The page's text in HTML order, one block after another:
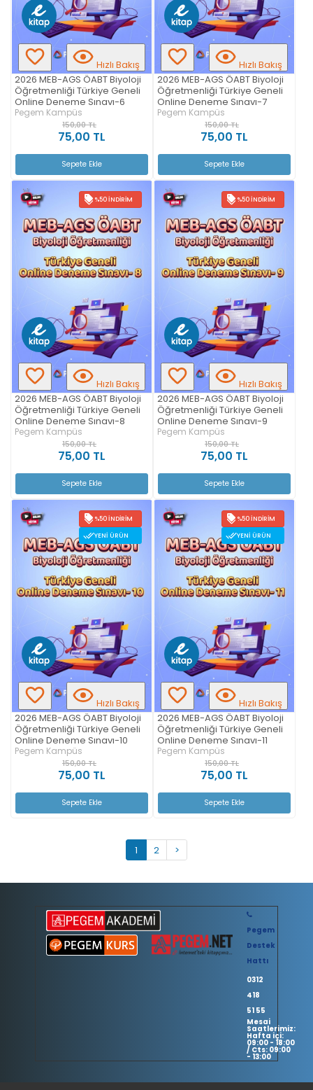
Hızlı Bakış
2026 MEB-AGS ÖABT Biyoloji
Öğretmenliği Türkiye Geneli
Online Deneme Sınavı-6
Pegem Kampüs
150,00 TL
75,00 TL
Sepete Ekle
Hızlı Bakış
2026 MEB-AGS ÖABT Biyoloji
Öğretmenliği Türkiye Geneli
Online Deneme Sınavı-7
Pegem Kampüs
150,00 TL
75,00 TL
Sepete Ekle
%50 İNDIRIM
Hızlı Bakış
2026 MEB-AGS ÖABT Biyoloji
Öğretmenliği Türkiye Geneli
Online Deneme Sınavı-8
Pegem Kampüs
150,00 TL
75,00 TL
Sepete Ekle
%50 İNDIRIM
Hızlı Bakış
2026 MEB-AGS ÖABT Biyoloji
Öğretmenliği Türkiye Geneli
Online Deneme Sınavı-9
Pegem Kampüs
150,00 TL
75,00 TL
Sepete Ekle
%50 İNDIRIM
YENI ÜRÜN
Hızlı Bakış
2026 MEB-AGS ÖABT Biyoloji
Öğretmenliği Türkiye Geneli
Online Deneme Sınavı-10
Pegem Kampüs
150,00 TL
75,00 TL
Sepete Ekle
%50 İNDIRIM
YENI ÜRÜN
Hızlı Bakış
2026 MEB-AGS ÖABT Biyoloji
Öğretmenliği Türkiye Geneli
Online Deneme Sınavı-11
Pegem Kampüs
150,00 TL
75,00 TL
Sepete Ekle
1 2 >
Pegem
Destek
Hattı
0312
418
51 55
Mesai
Saatlerimiz:
Hafta içi:
09:00 - 18:00
/ Cts: 09:00
- 13:00